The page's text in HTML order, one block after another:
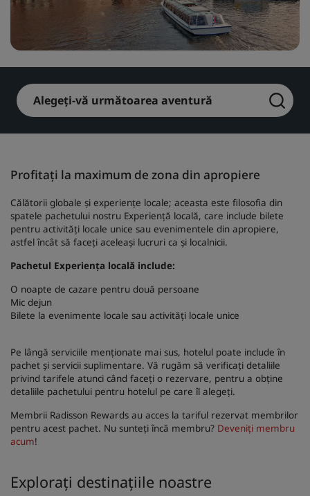
Park Inn by Radisson
Prize by Radisson
Kunlun Golden Tulip
Hoteluri din centrul orașului
Alegeți-vă următoarea aventură
Profitați la maximum de zona din apropiere
Călătorii globale și experiențe locale; aceasta este filosofia din
spatele pachetului nostru Experiență locală, care include bilete
pentru activități locale unice sau evenimentele din apropiere,
astfel încât să faceți aceleași lucruri ca și localnicii.
Pachetul Experiența locală include:
O noapte de cazare pentru două persoane
Mic dejun
Bilete la evenimente locale sau activități locale unice
Pe lângă serviciile menționate mai sus, hotelul poate include în
pachet și servicii suplimentare. Vă rugăm să verificați detaliile
privind tarifele atunci când faceți o rezervare, pentru a obține
detaliile pachetului pentru hotelul pe care îl alegeți.
Membrii Radisson Rewards au acces la tariful rezervat membrilor
pentru acest pachet. Nu sunteți încă membru? Deveniți membru
acum!
Explorați destinațiile noastre